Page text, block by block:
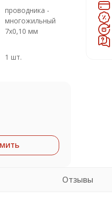
проводника -
многожильный
7х0,10 мм
1 шт.
Отзывы